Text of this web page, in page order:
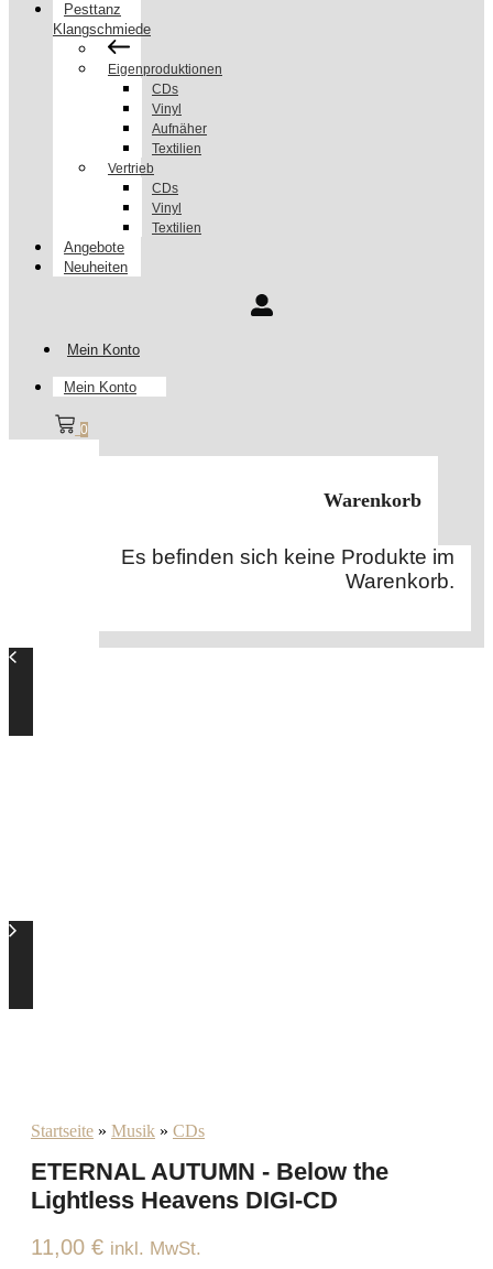
Pesttanz
Klangschmiede
Eigenproduktionen
CDs
Vinyl
Aufnäher
Textilien
Vertrieb
CDs
Vinyl
Textilien
Angebote
Neuheiten
Mein Konto
Mein Konto
0
Warenkorb
Es befinden sich keine Produkte im
Warenkorb.
Startseite » Musik » CDs
ETERNAL AUTUMN - Below the
Lightless Heavens DIGI-CD
11,00 € inkl. MwSt.